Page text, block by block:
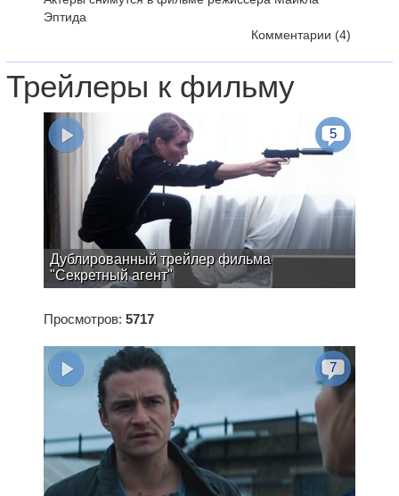
Эптида
Комментарии (4)
Трейлеры к фильму
Дублированный трейлер фильма
"Секретный агент"
5
Просмотров: 5717
7